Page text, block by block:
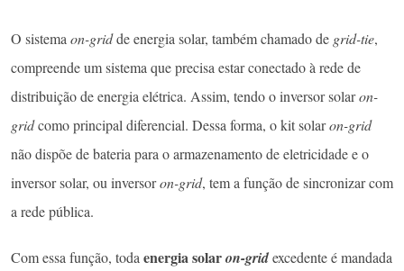
O sistema on-gridde energia solar, também chamado de grid-tie,
compreende um sistema que precisa estar conectado à rede de
distribuição de energia elétrica. Assim, tendo o inversor solaron-
gridcomo principal diferencial. Dessa forma, o kit solaron-grid
não dispõe de bateria para o armazenamento de eletricidade e o
inversor solar, ou inversoron-grid, tem a função de sincronizar com
a rede pública.
Com essa função, toda energia solaron-gridexcedente é mandada